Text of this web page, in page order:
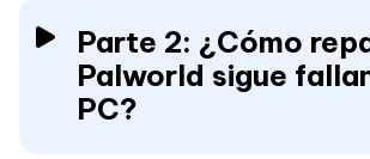
Parte 2: ¿Cómo
Palworld sigue
PC?